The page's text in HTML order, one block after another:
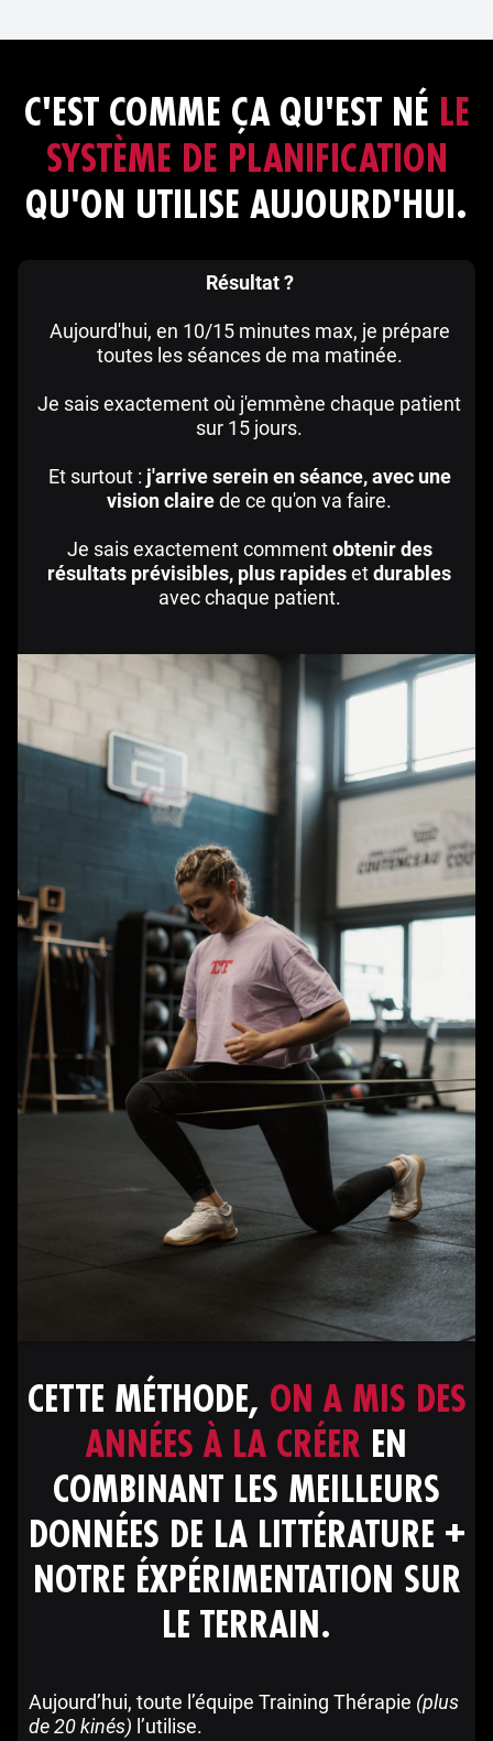
C'EST COMME ÇA QU'EST NÉ LE
SYSTÈME DE PLANIFICATION
QU'ON UTILISE AUJOURD'HUI.
Résultat ?
Aujourd'hui, en 10/15 minutes max, je prépare
toutes les séances de ma matinée.
Je sais exactement où j'emmène chaque patient
sur 15 jours.
Et surtout : j'arrive serein en séance, avec une
vision clairede ce qu'on va faire.
Je sais exactement commentobtenir des
résultats prévisibles, plus rapidesetdurables
avec chaque patient.
CETTE MÉTHODE, ON A MIS DES
ANNÉES À LA CRÉER EN
COMBINANT LES MEILLEURS
DONNÉES DE LA LITTÉRATURE +
NOTRE ÉXPÉRIMENTATION SUR
LE TERRAIN.
Aujourd’hui, toute l’équipe Training Thérapie (plus
de 20 kinés) l’utilise.